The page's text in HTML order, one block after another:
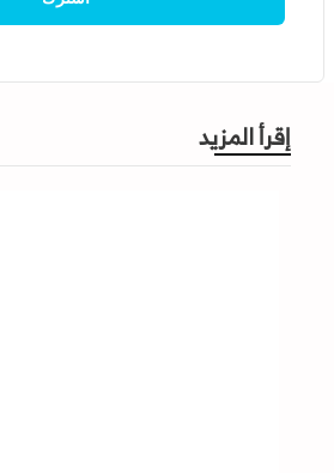
إقرأ المزيد